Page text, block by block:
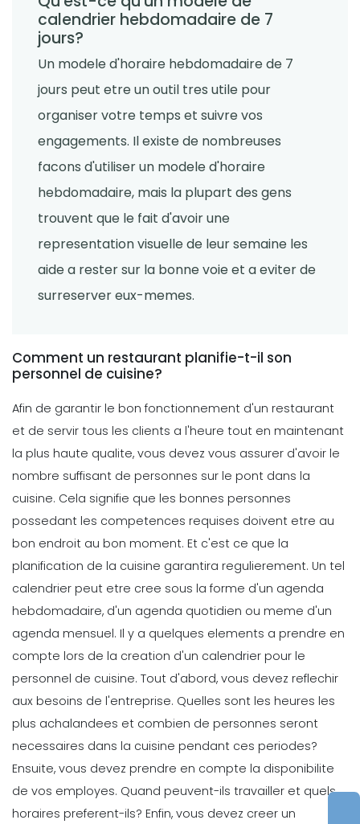
Sanchari Chatterjee Apr 29, 2022
Qu'est-ce qu'une horloge en temps
reel avec des secondes- un guide
Sanchari Chatterjee Apr 21, 2022
5 raisons pour lesquelles vous
devriez commencer la prise de
rendez-vous en ligne
Workforce Planning
facons simples de creer plus de
Time Management Software
temps reel et leur fonctionnement
Sanchari Chatterjee Apr 12, 2022
Employee Scheduling
10 competences en gestion du temps
pour rendre votre journee plus
productive
Sanchari Chatterjee Mar 31, 2022
Comment planifier des employes- 10
conseils pour utiliser le logiciel de
planification des employes dans le
Rédacteur Personnel
Time Management Software
10 applications qui vous faciliteront
la vie grace a un calendrier
hebdomadaire
Rédacteur Personnel Mar 22, 2022
calendrier hebdomadaire de 7
jours?
Un modele d'horaire hebdomadaire de 7
jours peut etre un outil tres utile pour
organiser votre temps et suivre vos
engagements. Il existe de nombreuses
facons d'utiliser un modele d'horaire
hebdomadaire, mais la plupart des gens
trouvent que le fait d'avoir une
representation visuelle de leur semaine les
aide a rester sur la bonne voie et a eviter de
surreserver eux-memes.
Comment un restaurant planifie-t-il son
personnel de cuisine?
Afin de garantir le bon fonctionnement d'un restaurant
et de servir tous les clients a l'heure tout en maintenant
la plus haute qualite, vous devez vous assurer d'avoir le
nombre suffisant de personnes sur le pont dans la
cuisine. Cela signifie que les bonnes personnes
possedant les competences requises doivent etre au
bon endroit au bon moment. Et c'est ce que la
planification de la cuisine garantira regulierement. Un tel
calendrier peut etre cree sous la forme d'un agenda
hebdomadaire, d'un agenda quotidien ou meme d'un
agenda mensuel. Il y a quelques elements a prendre en
compte lors de la creation d'un calendrier pour le
personnel de cuisine. Tout d'abord, vous devez reflechir
aux besoins de l'entreprise. Quelles sont les heures les
plus achalandees et combien de personnes seront
necessaires dans la cuisine pendant ces periodes?
Ensuite, vous devez prendre en compte la disponibilite
de vos employes. Quand peuvent-ils travailler et quels
horaires preferent-ils? Enfin, vous devez creer un